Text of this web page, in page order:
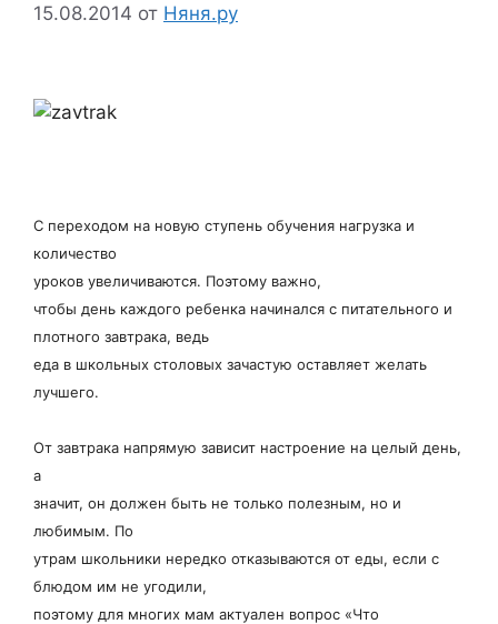
15.08.2014 от Няня.ру
С переходом на новую ступень обучения нагрузка и
количество
уроков увеличиваются. Поэтому важно,
чтобы день каждого ребенка начинался с питательного и
плотного завтрака, ведь
еда в школьных столовых зачастую оставляет желать
лучшего.
От завтрака напрямую зависит настроение на целый день,
а
значит, он должен быть не только полезным, но и
любимым. По
утрам школьники нередко отказываются от еды, если с
блюдом им не угодили,
поэтому для многих мам актуален вопрос «Что